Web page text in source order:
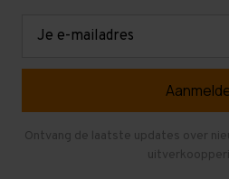
Gebruikte entresolvloeren
Ontvang de laatste updates over